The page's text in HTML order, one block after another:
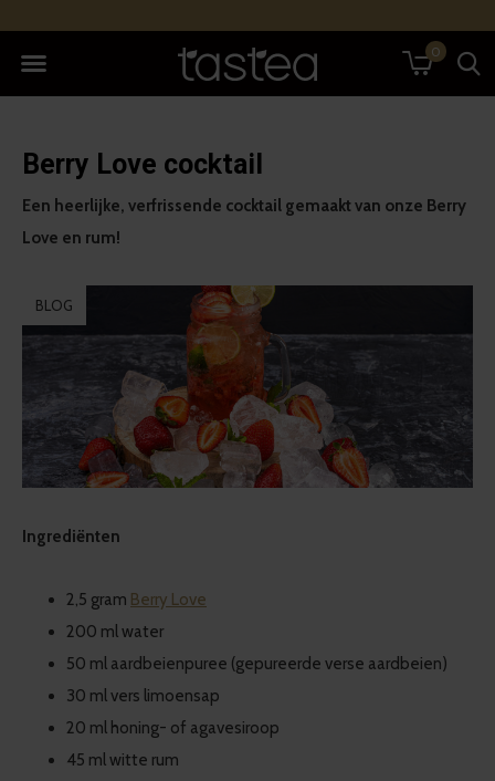
0
Berry Love cocktail
Een heerlijke, verfrissende cocktail gemaakt van onze Berry
Love en rum!
BLOG
Ingrediënten
2,5 gram Berry Love
200 ml water
50 ml aardbeienpuree (gepureerde verse aardbeien)
30 ml vers limoensap
20 ml honing- of agavesiroop
45 ml witte rum